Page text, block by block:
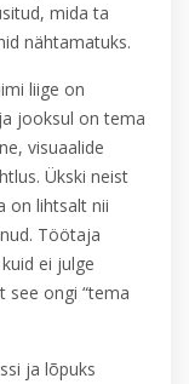
mida ta
nähtamatuks.
liige on
jooksul on tema
visuaalide
Ükski neist
on lihtsalt nii
Töötaja
ei julge
see ongi “tema
ja lõpuks